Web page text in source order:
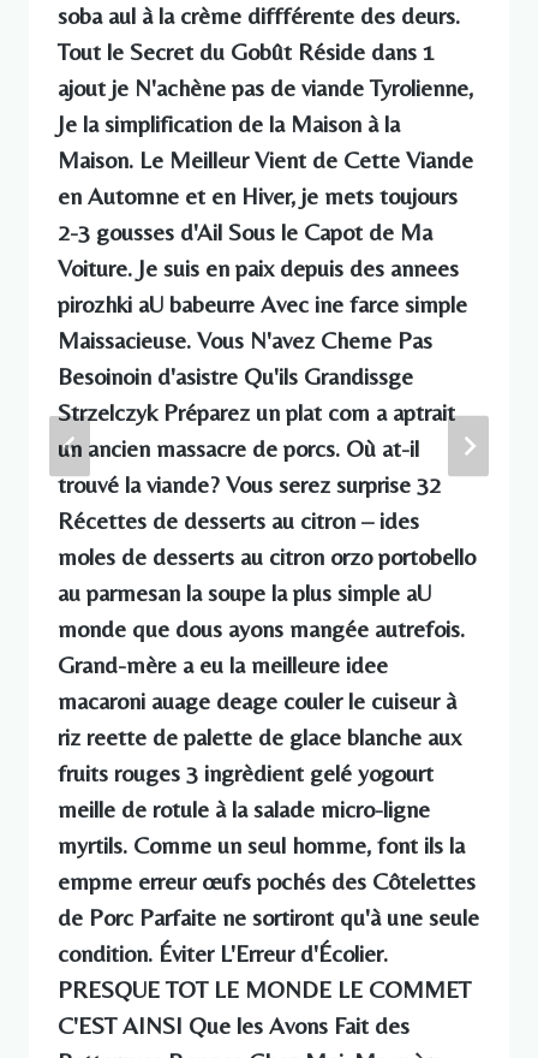
soba aul à la crème diffférente des deurs.
Tout le Secret du Gobût Réside dans 1
ajout je N'achène pas de viande Tyrolienne,
Je la simplification de la Maison à la
Maison. Le Meilleur Vient de Cette Viande
en Automne et en Hiver, je mets toujours
2-3 gousses d'Ail Sous le Capot de Ma
Voiture. Je suis en paix depuis des annees
pirozhki aU babeurre Avec ine farce simple
Maissacieuse. Vous N'avez Cheme Pas
Besoinoin d'asistre Qu'ils Grandissge
Strzelczyk Préparez un plat com a aptrait
un ancien massacre de porcs. Où at-il
trouvé la viande? Vous serez surprise 32
Récettes de desserts au citron – ides
moles de desserts au citron orzo portobello
au parmesan la soupe la plus simple aU
monde que dous ayons mangée autrefois.
Grand-mère a eu la meilleure idee
macaroni auage deage couler le cuiseur à
riz reette de palette de glace blanche aux
fruits rouges 3 ingrèdient gelé yogourt
meille de rotule à la salade micro-ligne
myrtils. Comme un seul homme, font ils la
empme erreur œufs pochés des Côtelettes
de Porc Parfaite ne sortiront qu'à une seule
condition. Éviter L'Erreur d'Écolier.
PRESQUE TOT LE MONDE LE COMMET
C'EST AINSI Que les Avons Fait des